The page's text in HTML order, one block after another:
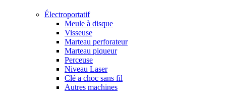
Électroportatif
Meule à disque
Visseuse
Marteau perforateur
Marteau piqueur
Perceuse
Niveau Laser
Clé a choc sans fil
Autres machines